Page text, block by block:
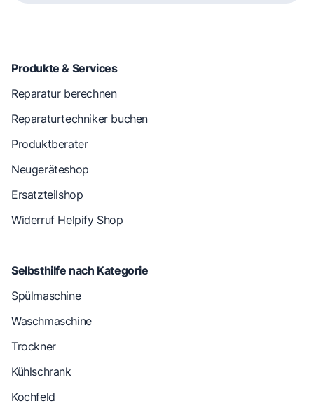
Produkte & Services
Reparatur berechnen
Reparaturtechniker buchen
Produktberater
Neugeräteshop
Ersatzteilshop
Widerruf Helpify Shop
Selbsthilfe nach Kategorie
Spülmaschine
Waschmaschine
Trockner
Kühlschrank
Kochfeld